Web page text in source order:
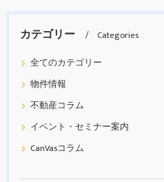
カテゴリー
Categories
全てのカテゴリー
物件情報
不動産コラム
イベント・セミナー案内
CanVasコラム